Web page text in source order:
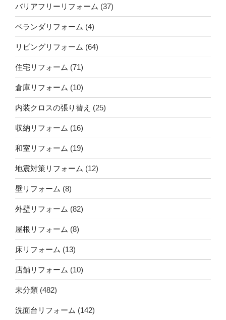
バリアフリーリフォーム (37)
ベランダリフォーム (4)
リビングリフォーム (64)
住宅リフォーム (71)
倉庫リフォーム (10)
内装クロスの張り替え (25)
収納リフォーム (16)
和室リフォーム (19)
地震対策リフォーム (12)
壁リフォーム (8)
外壁リフォーム (82)
屋根リフォーム (8)
床リフォーム (13)
店舗リフォーム (10)
未分類 (482)
洗面台リフォーム (142)